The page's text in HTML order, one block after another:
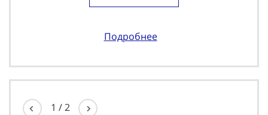
Подробнее
1 /2